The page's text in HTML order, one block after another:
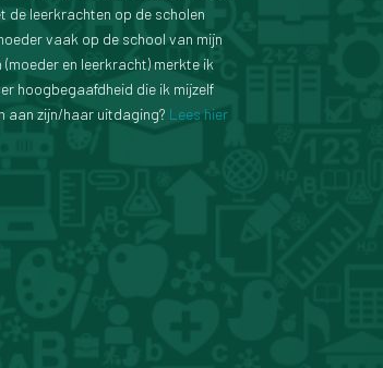
leerkrachten op de scholen
vaak op de school van mijn
en leerkracht) merkte ik
hoogbegaafdheid die ik mijzelf
aan zijn/haar uitdaging? Lees hier